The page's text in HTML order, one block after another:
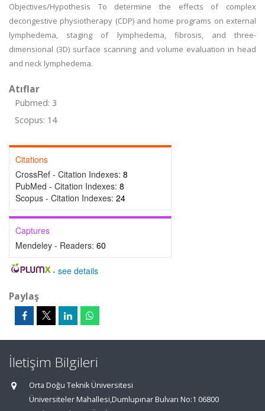
Objectives/Hypothesis To determine the effects of complex
decongestive physiotherapy (CDP) and home programs on external
lymphedema, staging of lymphedema, fibrosis, and three-
dimensional (3D) surface scanning and volume evaluation in head
and neck lymphedema.
Atıflar
Pubmed: 3
Scopus: 14
Citations
CrossRef - Citation Indexes: 8
PubMed - Citation Indexes: 8
Scopus - Citation Indexes: 24
Captures
Mendeley - Readers: 60
- see details
Paylaş
İletişim Bilgileri
Orta Doğu Teknik Üniversitesi
Üniversiteler Mahallesi,Dumlupınar Bulvarı No:1 06800